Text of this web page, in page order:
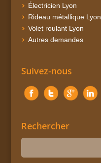
Électricien Lyon
Rideau métallique Lyon
Volet roulant Lyon
Autres demandes
Suivez-nous
Rechercher